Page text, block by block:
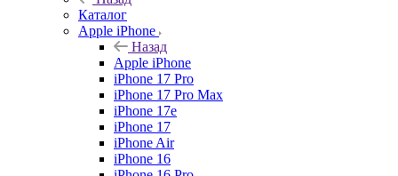
Каталог
Apple iPhone
Назад
Apple iPhone
iPhone 17 Pro
iPhone 17 Pro Max
iPhone 17e
iPhone 17
iPhone Air
iPhone 16